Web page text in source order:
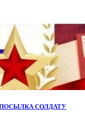
СОЛДАТУ